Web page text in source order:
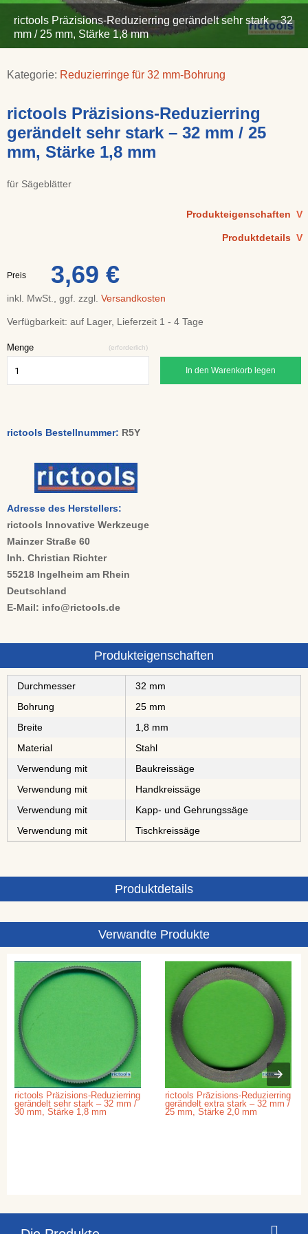
rictools Präzisions-Reduzierring gerändelt sehr stark – 32
mm / 25 mm, Stärke 1,8 mm
Kategorie: Reduzierringe für 32 mm-Bohrung
rictools Präzisions-Reduzierring
gerändelt sehr stark – 32 mm / 25
mm, Stärke 1,8 mm
für Sägeblätter
Produkteigenschaften V
Produktdetails V
Preis 3,69 €
inkl. MwSt., ggf. zzgl. Versandkosten
Verfügbarkeit: auf Lager, Lieferzeit 1 - 4 Tage
Menge (erforderlich)
In den Warenkorb legen
rictools Bestellnummer: R5Y
Adresse des Herstellers:
rictools Innovative Werkzeuge
Mainzer Straße 60
Inh. Christian Richter
55218 Ingelheim am Rhein
Deutschland
E-Mail: info@rictools.de
Produkteigenschaften
Durchmesser
32 mm
Bohrung
25 mm
Breite
1,8 mm
Material
Stahl
Verwendung mit
Baukreissäge
Verwendung mit
Handkreissäge
Verwendung mit
Kapp- und Gehrungssäge
Verwendung mit
Tischkreissäge
Produktdetails
Verwandte Produkte
rictools Präzisions-Reduzierring
gerändelt sehr stark – 32 mm /
30 mm, Stärke 1,8 mm
rictools Präzisions-Reduzierring
gerändelt extra stark – 32 mm /
25 mm, Stärke 2,0 mm